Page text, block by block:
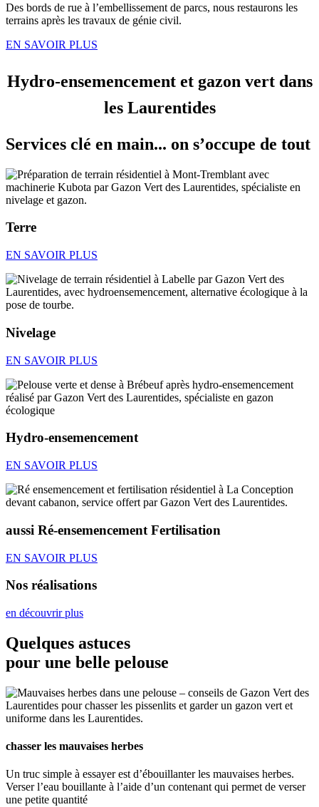
Des bords de rue à l’embellissement de parcs, nous restaurons les
terrains après les travaux de génie civil.
EN SAVOIR PLUS
Hydro-ensemencement et gazon vert dans
les Laurentides
Services clé en main... on s’occupe de tout
Terre
EN SAVOIR PLUS
Nivelage
EN SAVOIR PLUS
Hydro-ensemencement
EN SAVOIR PLUS
aussi Ré-ensemencement Fertilisation
EN SAVOIR PLUS
Nos réalisations
en découvrir plus
Quelques astuces
pour une belle pelouse
chasser les mauvaises herbes
Un truc simple à essayer est d’ébouillanter les mauvaises herbes.
Verser l’eau bouillante à l’aide d’un contenant qui permet de verser
une petite quantité